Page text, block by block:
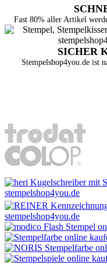
Fast 80% aller Artikel
SICHER
Stempelshop4you.de ist